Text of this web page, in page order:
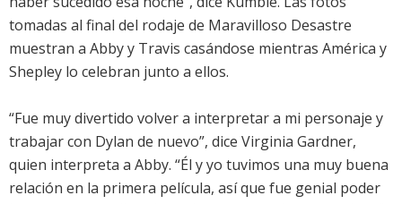
tomadas al final del rodaje de Maravilloso Desastre
muestran a Abby y Travis casándose mientras América y
Shepley lo celebran junto a ellos.
“Fue muy divertido volver a interpretar a mi personaje y
trabajar con Dylan de nuevo”, dice Virginia Gardner,
quien interpreta a Abby. “Él y yo tuvimos una muy buena
relación en la primera película, así que fue genial poder